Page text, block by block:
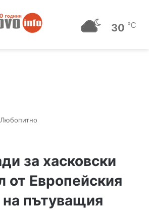
30 ℃
Любопитно
за хасковски
от Европейския
пътуващия